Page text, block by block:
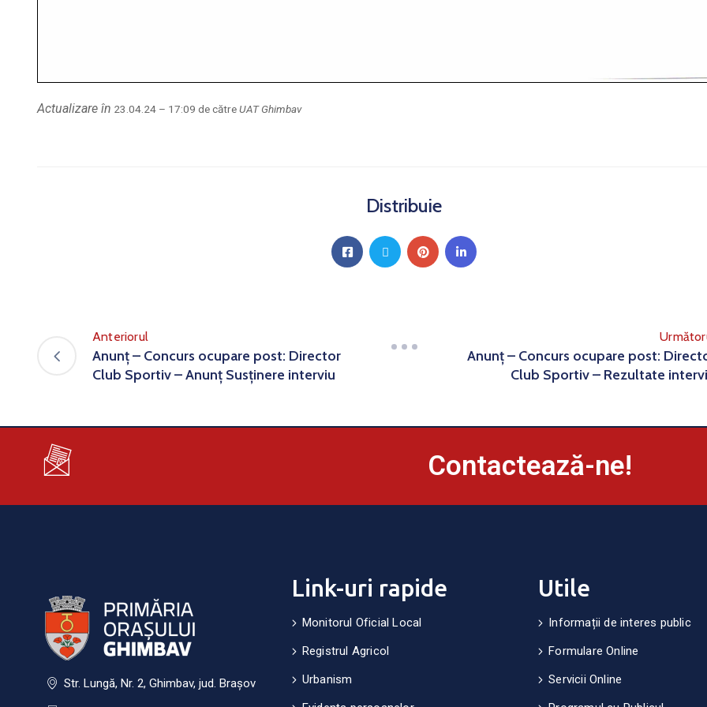
Actualizare în 23.04.24 – 17:09 de cătreUAT Ghimbav
Distribuie
Anteriorul
Anunț – Concurs ocupare post: Director
Club Sportiv – Anunț Susținere interviu
Anunț – Concurs ocupare post:
Club Sportiv – Rezultate
Contactează-ne!
Str. Lungă, Nr. 2, Ghimbav, jud. Brașov
Link-uri rapide
Monitorul Oficial Local
Registrul Agricol
Urbanism
Utile
Informații de interes public
Formulare Online
Servicii Online